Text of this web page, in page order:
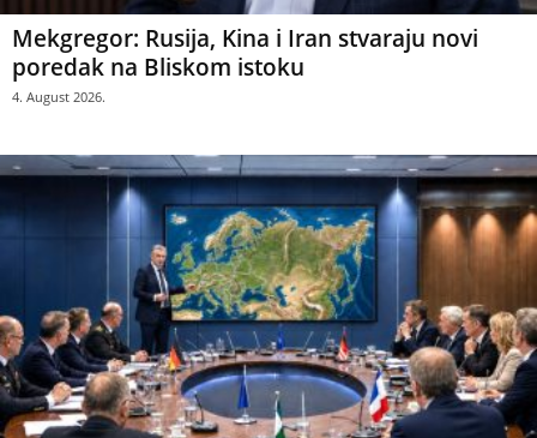
Mekgregor: Rusija, Kina i Iran stvaraju novi
poredak na Bliskom istoku
4. August 2026.